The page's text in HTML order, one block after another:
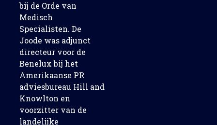
bij de Orde van
Medisch
Specialisten. De
Joode was adjunct
directeur voor de
Benelux bij het
Amerikaanse PR
adviesbureau Hill and
Knowlton en
voorzitter van de
landelijke